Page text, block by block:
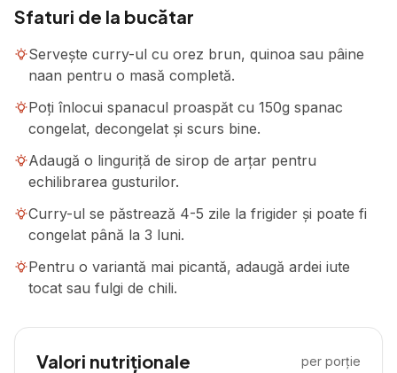
Sfaturi de la bucătar
Servește curry-ul cu orez brun, quinoa sau pâine
naan pentru o masă completă.
Poți înlocui spanacul proaspăt cu 150g spanac
congelat, decongelat și scurs bine.
Adaugă o linguriță de sirop de arțar pentru
echilibrarea gusturilor.
Curry-ul se păstrează 4-5 zile la frigider și poate fi
congelat până la 3 luni.
Pentru o variantă mai picantă, adaugă ardei iute
tocat sau fulgi de chili.
Valori nutriționale per porție